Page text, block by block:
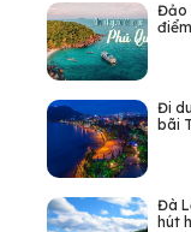
Đảo
Đi
bãi
Đà
hút